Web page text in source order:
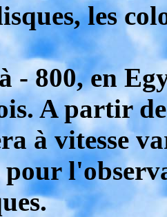
les
- 800, en
A partir
à vitesse